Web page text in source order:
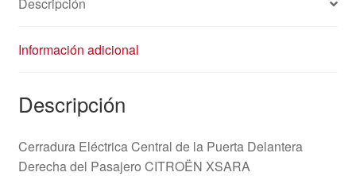
9136J2
Descripción
Información adicional
Descripción
Cerradura Eléctrica Central de la Puerta Delantera
Derecha del Pasajero CITROËN XSARA